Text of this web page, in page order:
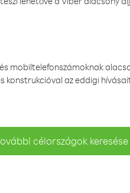
mobiltelefonszámoknak
konstrukcióval az eddigi
célországok keresése